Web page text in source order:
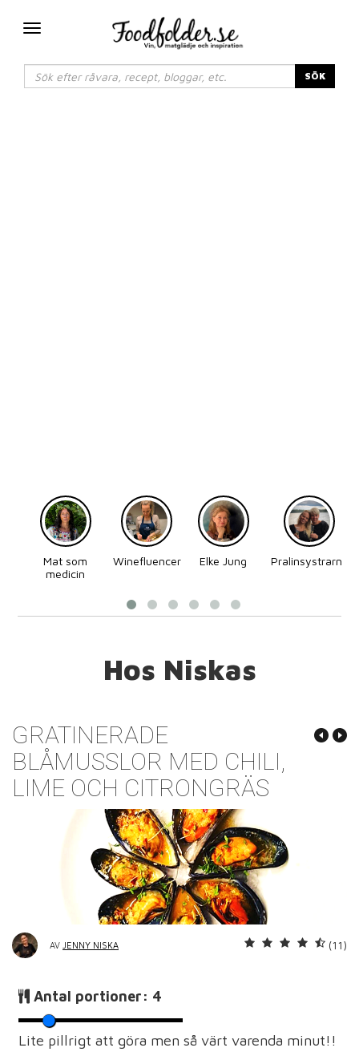
Växla
SÖK
Mat som
medicin
Winefluencer Elke Jung
Pralinsystrarna
Hos Niskas
GRATINERADE
BLÅMUSSLOR MED CHILI,
LIME OCH CITRONGRÄS
AV JENNY NISKA (11)
Antal portioner: 4
Lite pillrigt att göra men så värt varenda minut!!